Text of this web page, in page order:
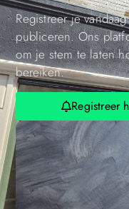
Registreer je
publiceren. Ons
om je stem te laten
bereiken.
Registreer